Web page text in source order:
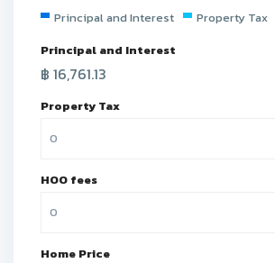
Principal and Interest Property Tax
Principal and Interest
฿ 16,761.13
Property Tax
HOO fees
Home Price